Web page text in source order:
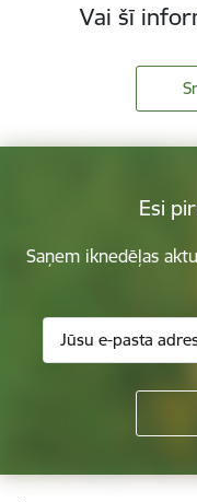
Vai šī
Esi
Saņem iknedēļas
Kājene